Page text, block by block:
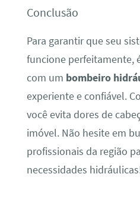
Conclusão
Para garantir que seu
funcione perfeitamente,
com um bombeiro
experiente e confiável.
você evita dores de
imóvel. Não hesite em
profissionais da região
necessidades